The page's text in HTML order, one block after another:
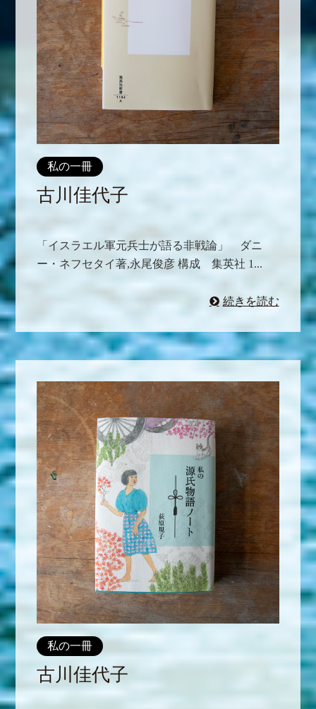
私の一冊
古川佳代子
「イスラエル軍元兵士が語る非戦論」 ダニ
ー・ネフセタイ著,永尾俊彦 構成 集英社 1...
続きを読む
私の一冊
古川佳代子